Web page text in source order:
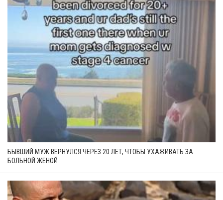
БЫВШИЙ МУЖ ВЕРНУЛСЯ ЧЕРЕЗ 20 ЛЕТ, ЧТОБЫ УХАЖИВАТЬ ЗА
БОЛЬНОЙ ЖЕНОЙ